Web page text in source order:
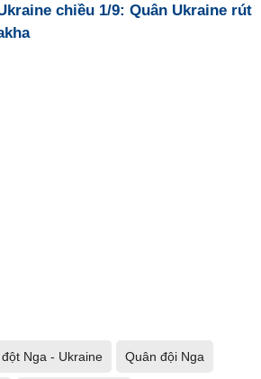
chiều 1/9: Quân Ukraine rút
Nga - Ukraine Quân đội Nga